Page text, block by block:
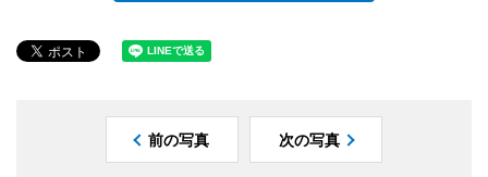
前の写真 次の写真